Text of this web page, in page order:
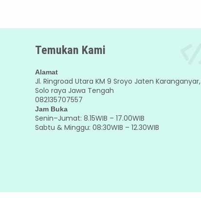
Temukan Kami
Alamat
Jl. Ringroad Utara KM 9 Sroyo Jaten Karanganyar,
Solo raya Jawa Tengah
082135707557
Jam Buka
Senin–Jumat: 8.15WIB – 17.00WIB
Sabtu & Minggu: 08:30WIB – 12.30WIB